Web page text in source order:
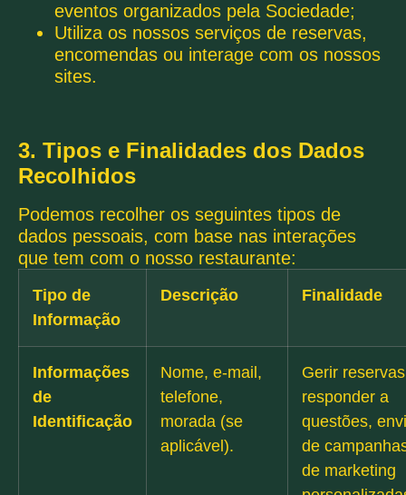
eventos organizados pela Sociedade;
Utiliza os nossos serviços de reservas,
encomendas ou interage com os nossos
sites.
3. Tipos e Finalidades dos Dados
Recolhidos
Podemos recolher os seguintes tipos de
dados pessoais, com base nas interações
que tem com o nosso restaurante:
Tipo de
Informação
Descrição Finalidade
Informações
de
Identificação
Nome, e-mail,
telefone,
morada (se
aplicável).
Gerir
responder a
questões,
de
de marketing